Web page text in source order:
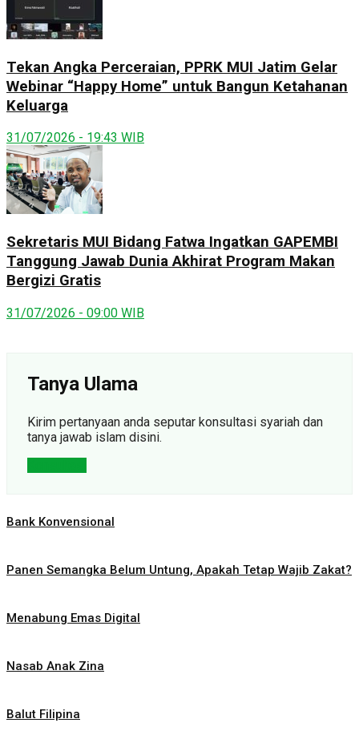
Tekan Angka Perceraian, PPRK MUI Jatim Gelar
Webinar “Happy Home” untuk Bangun Ketahanan
Keluarga
31/07/2026 - 19:43 WIB
Sekretaris MUI Bidang Fatwa Ingatkan GAPEMBI
Tanggung Jawab Dunia Akhirat Program Makan
Bergizi Gratis
31/07/2026 - 09:00 WIB
Tanya Ulama
Kirim pertanyaan anda seputar konsultasi syariah dan
tanya jawab islam disini.
Bank Konvensional
Panen Semangka Belum Untung, Apakah Tetap Wajib Zakat?
Menabung Emas Digital
Nasab Anak Zina
Balut Filipina